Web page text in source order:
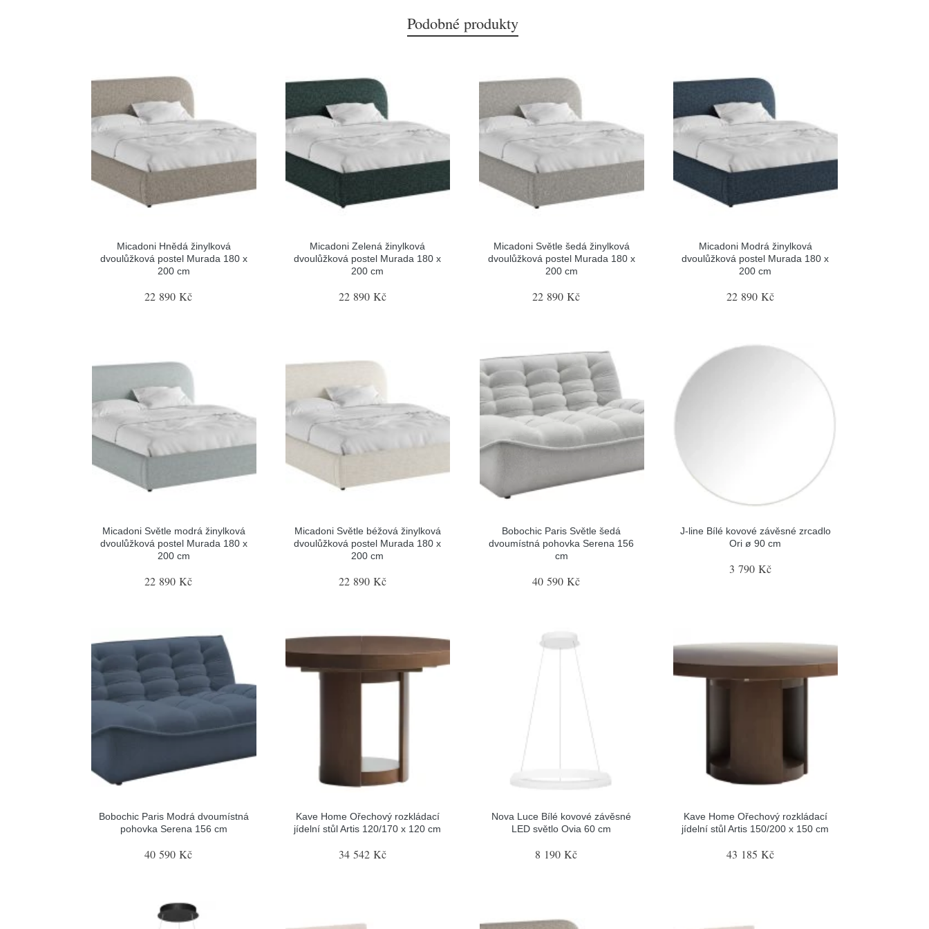
Podobné produkty
Micadoni Hnědá žinylková
dvoulůžková postel Murada 180 x
200 cm
22 890 Kč
Micadoni Zelená žinylková
dvoulůžková postel Murada 180 x
200 cm
22 890 Kč
Micadoni Světle šedá žinylková
dvoulůžková postel Murada 180 x
200 cm
22 890 Kč
Micadoni Modrá žinylková
dvoulůžková postel Murada 180 x
200 cm
22 890 Kč
Micadoni Světle modrá žinylková
dvoulůžková postel Murada 180 x
200 cm
22 890 Kč
Micadoni Světle béžová žinylková
dvoulůžková postel Murada 180 x
200 cm
22 890 Kč
Bobochic Paris Světle šedá
dvoumístná pohovka Serena 156
cm
40 590 Kč
J-line Bílé kovové závěsné zrcadlo
Ori ø 90 cm
3 790 Kč
Bobochic Paris Modrá dvoumístná
pohovka Serena 156 cm
40 590 Kč
Kave Home Ořechový rozkládací
jídelní stůl Artis 120/170 x 120 cm
34 542 Kč
Nova Luce Bílé kovové závěsné
LED světlo Ovia 60 cm
8 190 Kč
Kave Home Ořechový rozkládací
jídelní stůl Artis 150/200 x 150 cm
43 185 Kč